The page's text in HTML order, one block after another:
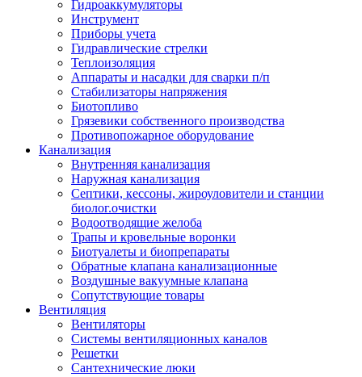
Гидроаккумуляторы
Инструмент
Приборы учета
Гидравлические стрелки
Теплоизоляция
Аппараты и насадки для сварки п/п
Стабилизаторы напряжения
Биотопливо
Грязевики собственного производства
Противопожарное оборудование
Канализация
Внутренняя канализация
Наружная канализация
Септики, кессоны, жироуловители и станции
биолог.очистки
Водоотводящие желоба
Трапы и кровельные воронки
Биотуалеты и биопрепараты
Обратные клапана канализационные
Воздушные вакуумные клапана
Сопутствующие товары
Вентиляция
Вентиляторы
Системы вентиляционных каналов
Решетки
Сантехнические люки